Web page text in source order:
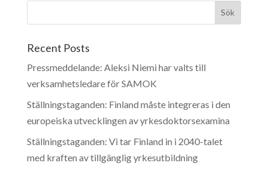
Recent Posts
Pressmeddelande: Aleksi Niemi har valts till
verksamhetsledare för SAMOK
Ställningstaganden: Finland måste integreras i den
europeiska utvecklingen av yrkesdoktorsexamina
Ställningstaganden: Vi tar Finland in i 2040-talet
med kraften av tillgänglig yrkesutbildning